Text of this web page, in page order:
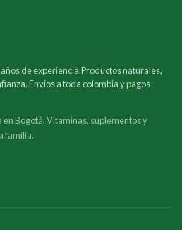
de experiencia.Productos naturales,
Envios a toda colombia y pagos
Bogotá. Vitaminas, suplementos y
familia.